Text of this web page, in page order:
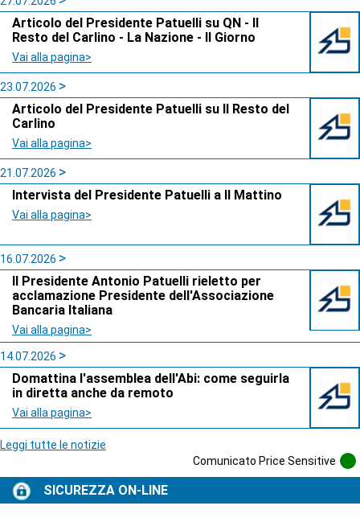
Articolo del Presidente Patuelli su QN - Il
Resto del Carlino - La Nazione - Il Giorno
Vai alla pagina>
23.07.2026
Articolo del Presidente Patuelli su Il Resto del
Carlino
Vai alla pagina>
21.07.2026
Intervista del Presidente Patuelli a Il Mattino
Vai alla pagina>
16.07.2026
Il Presidente Antonio Patuelli rieletto per
acclamazione Presidente dell'Associazione
Bancaria Italiana
Vai alla pagina>
14.07.2026
Domattina l'assemblea dell'Abi: come seguirla
in diretta anche da remoto
Vai alla pagina>
Leggi tutte le notizie
Comunicato Price Sensitive
SICUREZZA ON-LINE